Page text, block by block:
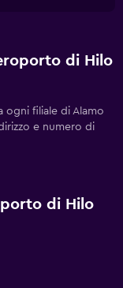
di Hilo
ogni filiale di Alamo
e numero di
di Hilo